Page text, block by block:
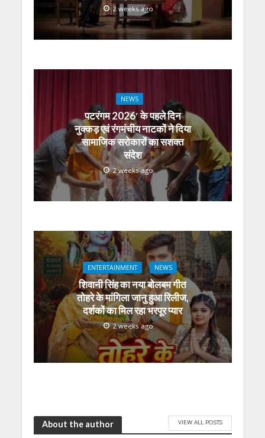
2 weeks ago
NEWS
पटरंगम 2026′ के पहले दिन
नुक्कड़ एवं रंगमंचीय नाटकों ने दिया
सामाजिक सरोकारों का सशक्त
संदेश
2 weeks ago
ENTERTAINMENT NEWS
शिवानी सिंह का नया बोलबम गीत
तोहरे के मांगिला जानु हुआ रिलीज,
दर्शकों का मिल रहा भरपूर प्यार
2 weeks ago
About the author VIEW ALL POSTS